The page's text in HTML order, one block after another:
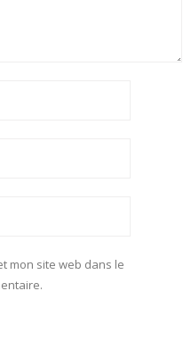
mon site web dans le